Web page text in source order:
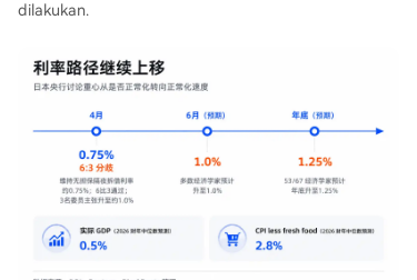
dilakukan.